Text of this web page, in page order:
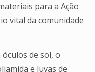
para a Ação
vital da comunidade
óculos de sol, o
e luvas de